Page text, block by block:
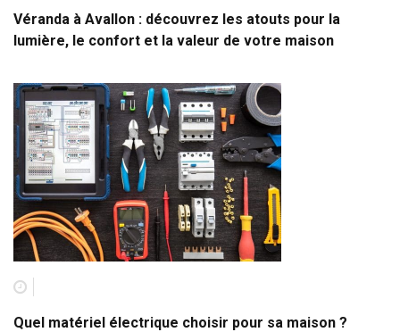
Véranda à Avallon : découvrez les atouts pour la
lumière, le confort et la valeur de votre maison
Quel matériel électrique choisir pour sa maison ?